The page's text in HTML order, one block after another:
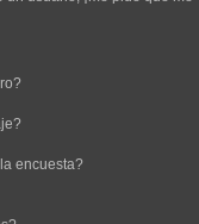
encuesta?